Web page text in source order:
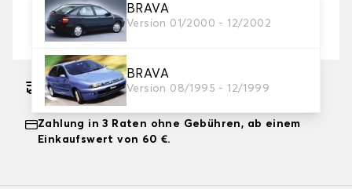
BRAVA
Version 01/2000 - 12/2002
BRAVA
Version 08/1995 - 12/1999
2. Schutzniveau
Wählen Sie die passende Abdeckplane für Ihre
Bedürfnisse aus
Geschätzter kostenloser Versand am
14.08.2026
Zahlung in 3 Raten ohne Gebühren, ab einem
Einkaufswert von 60 €.